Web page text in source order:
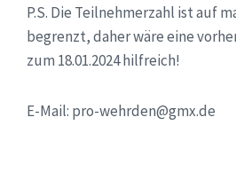
P.S. Die Teilnehmerzahl ist auf
begrenzt, daher wäre eine
zum 18.01.2024 hilfreich!
E-Mail: pro-wehrden@gmx.de